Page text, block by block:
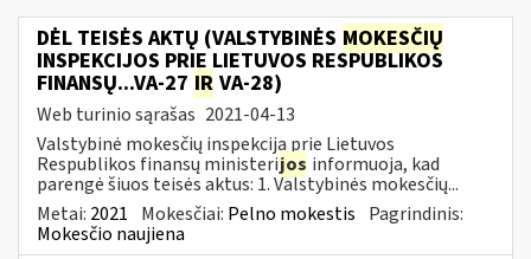
DĖL TEISĖS AKTŲ (VALSTYBINĖS MOKESČIŲ
INSPEKCIJOS PRIE LIETUVOS RESPUBLIKOS
FINANSŲ...VA-27 IR VA-28)
Web turinio sąrašas 2021-04-13
Valstybinė mokesčių inspekcija prie Lietuvos
Respublikos finansų ministerijos informuoja, kad
parengė šiuos teisės aktus: 1. Valstybinės mokesčių...
Metai: 2021 Mokesčiai: Pelno mokestis Pagrindinis:
Mokesčio naujiena